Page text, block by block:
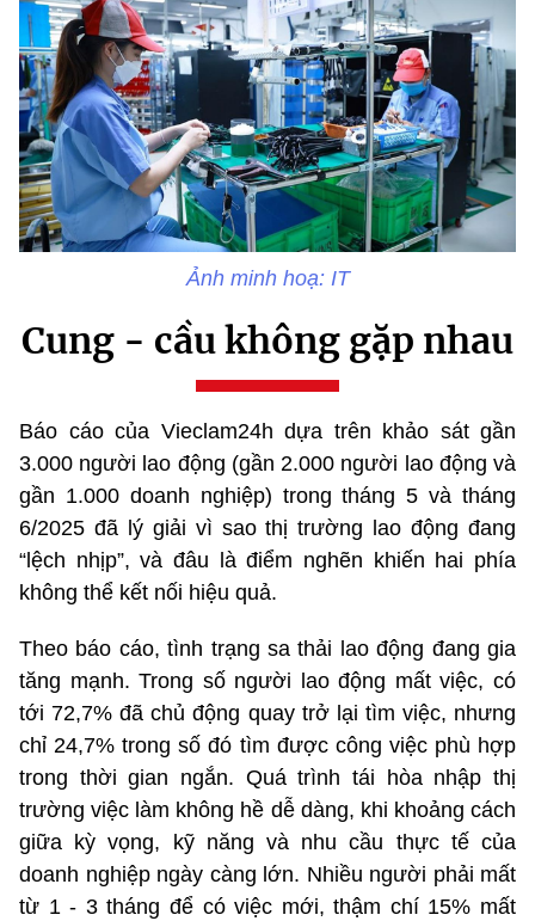
Ảnh minh hoạ: IT
Cung - cầu không gặp nhau
Báo cáo của Vieclam24h dựa trên khảo sát gần
3.000 người lao động (gần 2.000 người lao động và
gần 1.000 doanh nghiệp) trong tháng 5 và tháng
6/2025 đã lý giải vì sao thị trường lao động đang
“lệch nhịp”, và đâu là điểm nghẽn khiến hai phía
không thể kết nối hiệu quả.
Theo báo cáo, tình trạng sa thải lao động đang gia
tăng mạnh. Trong số người lao động mất việc, có
tới 72,7% đã chủ động quay trở lại tìm việc, nhưng
chỉ 24,7% trong số đó tìm được công việc phù hợp
trong thời gian ngắn. Quá trình tái hòa nhập thị
trường việc làm không hề dễ dàng, khi khoảng cách
giữa kỳ vọng, kỹ năng và nhu cầu thực tế của
doanh nghiệp ngày càng lớn. Nhiều người phải mất
từ 1 - 3 tháng để có việc mới, thậm chí 15% mất